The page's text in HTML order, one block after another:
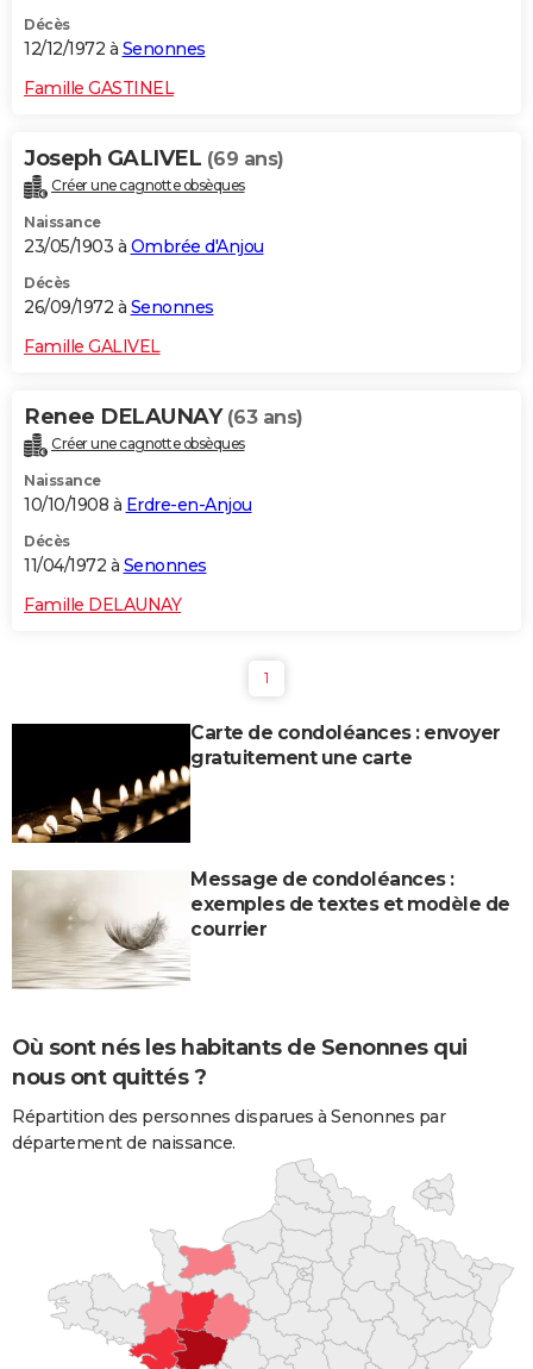
Décès
12/12/1972 à Senonnes
Famille GASTINEL
Joseph GALIVEL (69 ans)
Créer une cagnotte obsèques
Naissance
23/05/1903 à Ombrée d'Anjou
Décès
26/09/1972 à Senonnes
Famille GALIVEL
Renee DELAUNAY (63 ans)
Créer une cagnotte obsèques
Naissance
10/10/1908 à Erdre-en-Anjou
Décès
11/04/1972 à Senonnes
Famille DELAUNAY
1
Carte de condoléances : envoyer
gratuitement une carte
Message de condoléances :
exemples de textes et modèle de
courrier
Où sont nés les habitants de Senonnes qui
nous ont quittés ?
Répartition des personnes disparues à Senonnes par
département de naissance.